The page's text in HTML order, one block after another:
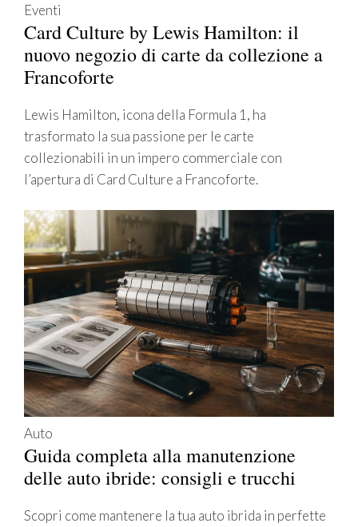
Eventi
Card Culture by Lewis Hamilton: il
nuovo negozio di carte da collezione a
Francoforte
Lewis Hamilton, icona della Formula 1, ha
trasformato la sua passione per le carte
collezionabili in un impero commerciale con
l’apertura di Card Culture a Francoforte.
Auto
Guida completa alla manutenzione
delle auto ibride: consigli e trucchi
Scopri come mantenere la tua auto ibrida in perfette